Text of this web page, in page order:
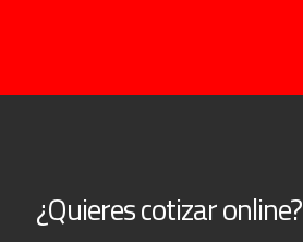
¿Quieres cotizar online?